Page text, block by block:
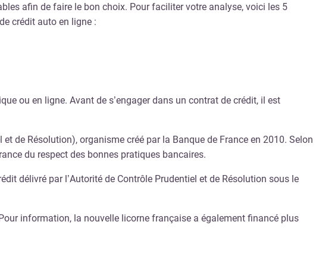
afin de faire le bon choix. Pour faciliter votre analyse, voici les 5
crédit auto en ligne :
ou en ligne. Avant de s’engager dans un contrat de crédit, il est
de Résolution), organisme créé par la Banque de France en 2010. Selon
du respect des bonnes pratiques bancaires.
délivré par l’Autorité de Contrôle Prudentiel et de Résolution sous le
information, la nouvelle licorne française a également financé plus